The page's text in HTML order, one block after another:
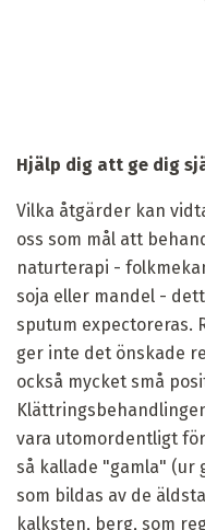
Hjälp dig att ge dig
Vilka åtgärder kan
oss som mål att
naturterapi -
soja eller mandel -
sputum expectoreras.
ger inte det önskade
också mycket små
vara utomordentligt
så kallade "gamla" (ur
som bildas av de
kalksten, berg, som